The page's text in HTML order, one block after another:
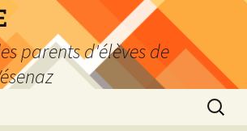
parents d'élèves de